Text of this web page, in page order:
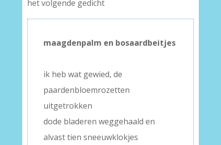
het volgende gedicht
maagdenpalm en bosaardbeitjes
ik heb wat gewied, de
paardenbloemrozetten
uitgetrokken
dode bladeren weggehaald en
alvast tien sneeuwklokjes